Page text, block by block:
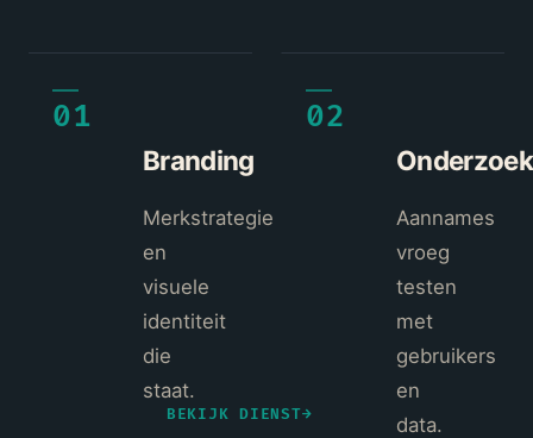
01
Branding
Merkstrategie
en
visuele
identiteit
die
staat.
BEKIJK DIENST→
02
Onderzoek
Aannames
vroeg
testen
met
gebruikers
en
data.